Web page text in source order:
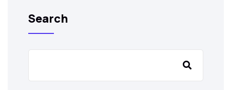
Search